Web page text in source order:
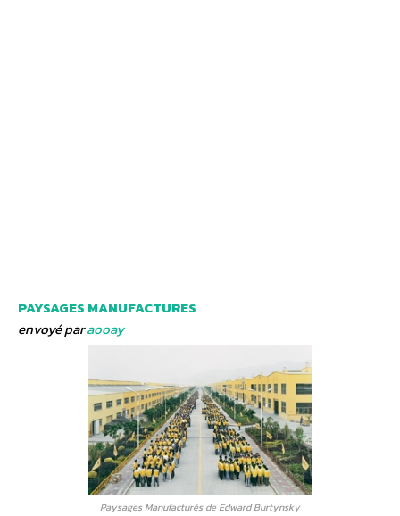
PAYSAGES MANUFACTURES
envoyé paraooay
Paysages Manufacturés de Edward Burtynsky